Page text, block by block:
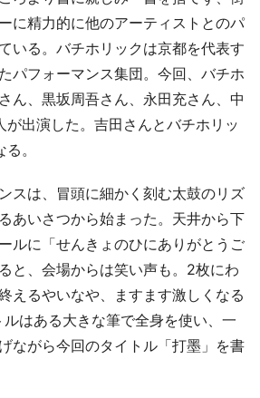
に精力的に他のアーティストとのパ
いる。バチホリックは京都を代表す
パフォーマンス集団。今回、バチホ
ん、黒坂周吾さん、永田充さん、中
出演した。吉田さんとバチホリッ
。
スは、冒頭に細かく刻む太鼓のリズ
あいさつから始まった。天井から下
ルに「せんきょのひにありがとうご
と、会場からは笑い声も。2枚にわ
えるやいなや、ますます激しくなる
はある大きな筆で全身を使い、一
ながら今回のタイトル「打墨」を書